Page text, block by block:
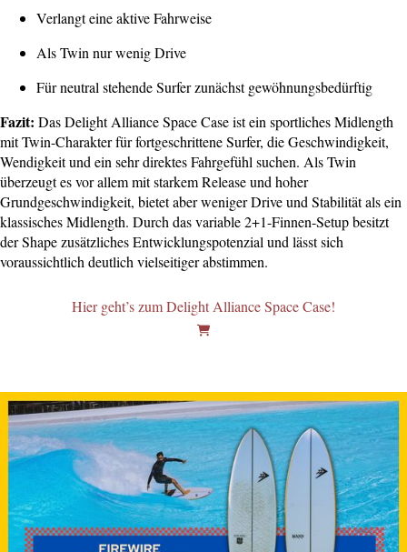
Verlangt eine aktive Fahrweise
Als Twin nur wenig Drive
Für neutral stehende Surfer zunächst gewöhnungsbedürftig
Fazit: Das Delight Alliance Space Case ist ein sportliches Midlength
mit Twin-Charakter für fortgeschrittene Surfer, die Geschwindigkeit,
Wendigkeit und ein sehr direktes Fahrgefühl suchen. Als Twin
überzeugt es vor allem mit starkem Release und hoher
Grundgeschwindigkeit, bietet aber weniger Drive und Stabilität als ein
klassisches Midlength. Durch das variable 2+1-Finnen-Setup besitzt
der Shape zusätzliches Entwicklungspotenzial und lässt sich
voraussichtlich deutlich vielseitiger abstimmen.
Hier geht’s zum Delight Alliance Space Case!